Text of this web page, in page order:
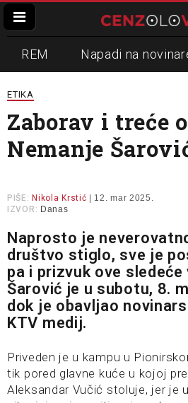
REM Napadi na
Zvučni top
Propaganda Lokalni
Informer Slavko
ETIKA
Zaborav i treće
Nemanje
PIŠE: Nikola Krstić | 12. mar 2025.
IZVOR: Danas
Naprosto je
društvo stiglo, sve je
pa i prizvuk ove
Šarović je u subotu, 8.
dok je obavljao
KTV medij.
Priveden je u kampu u
tik pored glavne kuće u kojoj
Aleksandar Vučić stoluje, jer je